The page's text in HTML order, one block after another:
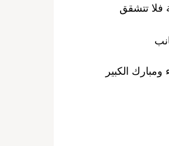
فلا تتشقق
الكبير